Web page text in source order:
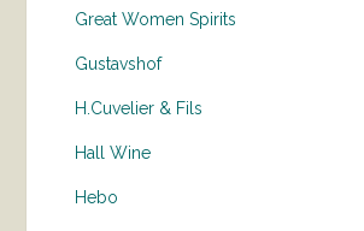
Great Women Spirits
Gustavshof
H.Cuvelier & Fils
Hall Wine
Hebo